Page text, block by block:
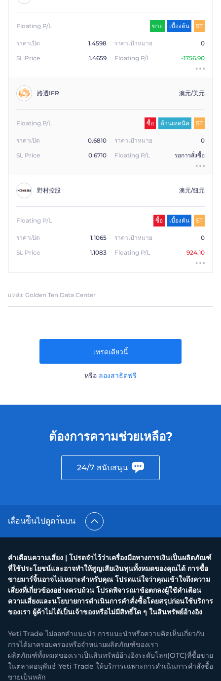
Floating P/L ขาย เบื้องต้น ST
ราคาเปิด 1.4598 ราคาเป้าหมาย
0
SL Price
1.4659 Floating P/L -1756.90
路透IFR 澳元/美元
Floating P/L ซื้อ ด้านเทคนิค ST
ราคาเปิด 0.6810 ราคาเป้าหมาย
0
SL Price
0.6710 Floating P/L รอการสั่งซื้อ
野村控股 澳元/纽元
Floating P/L ซื้อ เบื้องต้น ST
ราคาเปิด 1.1065 ราคาเป้าหมาย
0
SL Price
1.1083 Floating P/L 924.10
แหล่ง: Golden Ten Data Center
เทรดเดียวนี้
หรือ ลองสาธิตฟรี
ต้องการความช่วยเหลือ?
24/7 สนับสนุน
เลื่อนข้ึนไปดูดา้นบน
คำเตือนความเสี่ยง | โปรดจำไว้ว่าเครื่องมือทางการเงินเป็นผลิตภัณฑ์
ที่ใช้ประโยชน์และอาจทำให้สูญเสียเงินทุนทั้งหมดของคุณได้ การซื้อ
ขายมาร์จิ้นอาจไม่เหมาะสำหรับคุณ โปรดแน่ใจว่าคุณเข้าใจถึงความ
เสี่ยงที่เกี่ยวข้องอย่างครบถ้วน โปรดพิจารณาข้อตกลงผู้ใช้คำเตือน
ความเสี่ยงและนโยบายการดำเนินการคำสั่งซื้อโดยสรุปก่อนใช้บริการ
ของเรา ผู้ค้าไม่ได้เป็นเจ้าของหรือไม่มีสิทธิ์ใด ๆ ในสินทรัพย์อ้างอิง
Yeti Trade ไม่ออกคำแนะนำ การแนะนำหรือความคิดเห็นเกี่ยวกับ
การได้มาครอบครองหรือจำหน่ายผลิตภัณฑ์ของเรา
ผลิตภัณฑ์ทั้งหมดของเราเป็นสินทรัพย์อ้างอิงระดับโลก(OTC)ที่ซื้อขาย
ในตลาดอนุพันธ์ Yeti Trade ให้บริการเฉพาะการดำเนินการคำสั่งซื้อ
ขายเป็นหลัก